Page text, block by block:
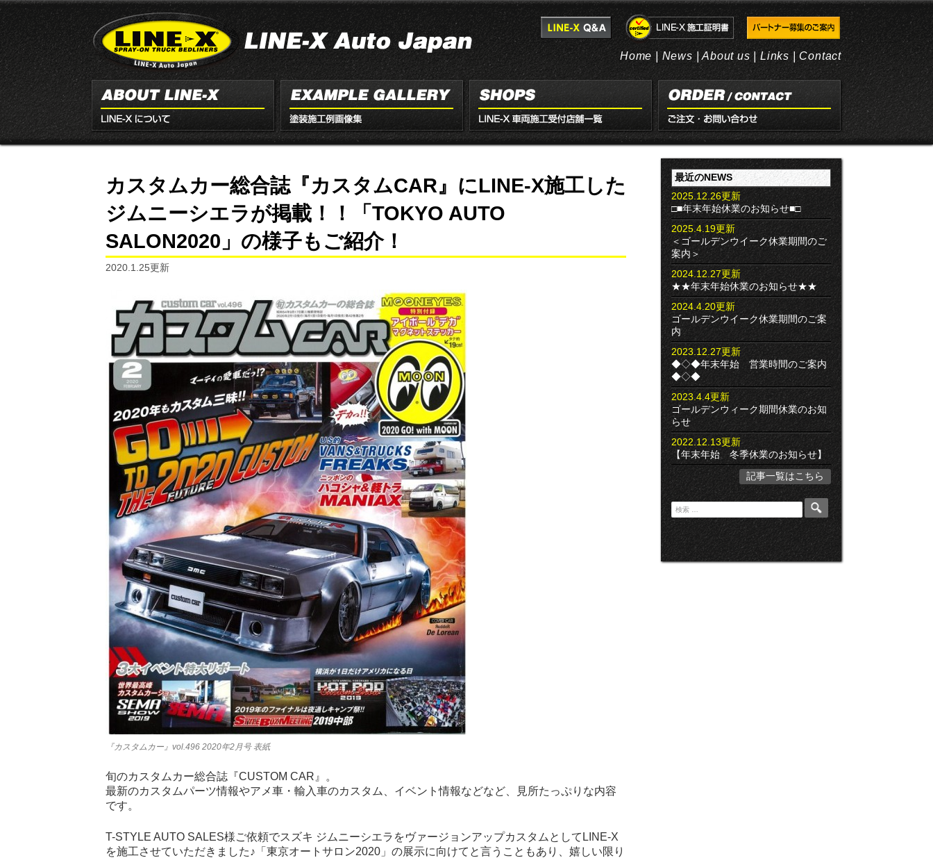
Home |News |About us | Links |Contact
カスタムカー総合誌『カスタムCAR』にLINE-X施工した
ジムニーシエラが掲載！！「TOKYO AUTO
SALON2020」の様子もご紹介！
2020.1.25更新
『カスタムカー』vol.496 2020年2月号 表紙
旬のカスタムカー総合誌『CUSTOM CAR』。
最新のカスタムパーツ情報やアメ車・輸入車のカスタム、イベント情報などなど、見所たっぷりな内容
です。
T-STYLE AUTO SALES様ご依頼でスズキ ジムニーシエラをヴァージョンアップカスタムとしてLINE-X
を施工させていただきました♪「東京オートサロン2020」の展示に向けてと言うこともあり、嬉しい限り
最近のNEWS
2025.12.26更新
□■年末年始休業のお知らせ■□
2025.4.19更新
＜ゴールデンウイーク休業期間のご
案内＞
2024.12.27更新
★★年末年始休業のお知らせ★★
2024.4.20更新
ゴールデンウイーク休業期間のご案
内
2023.12.27更新
◆◇◆年末年始 営業時間のご案内
◆◇◆
2023.4.4更新
ゴールデンウィーク期間休業のお知
らせ
2022.12.13更新
【年末年始 冬季休業のお知らせ】
記事一覧はこちら
検
索
: